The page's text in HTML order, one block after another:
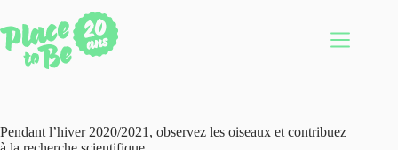
au
contenu
Pendant l’hiver 2020/2021, observez les oiseaux et contribuez